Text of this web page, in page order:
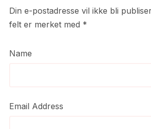
Din e-postadresse vil ikke bli
felt er merket med *
Name
Email Address